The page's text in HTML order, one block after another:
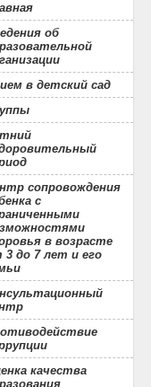
об
в детский сад
сопровождения
с
в возрасте
3 до 7 лет и его
качества